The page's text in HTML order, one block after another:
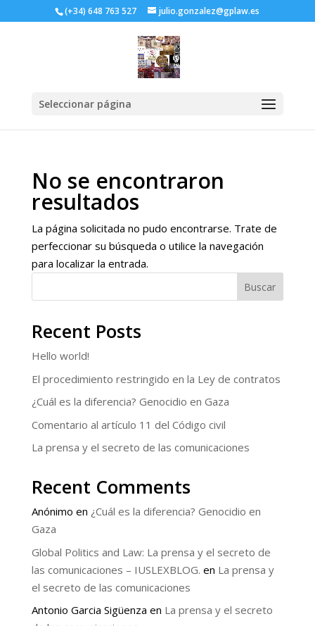
(+34) 648 763 527 julio.gonzalez@gplaw.es
Seleccionar página
No se encontraron
resultados
La página solicitada no pudo encontrarse. Trate de
perfeccionar su búsqueda o utilice la navegación
para localizar la entrada.
Buscar
Recent Posts
Hello world!
El procedimiento restringido en la Ley de contratos
¿Cuál es la diferencia? Genocidio en Gaza
Comentario al artículo 11 del Código civil
La prensa y el secreto de las comunicaciones
Recent Comments
Anónimo en ¿Cuál es la diferencia? Genocidio en
Gaza
Global Politics and Law: La prensa y el secreto de
las comunicaciones – IUSLEXBLOG. en La prensa y
el secreto de las comunicaciones
Antonio Garcia Sigüenza en La prensa y el secreto